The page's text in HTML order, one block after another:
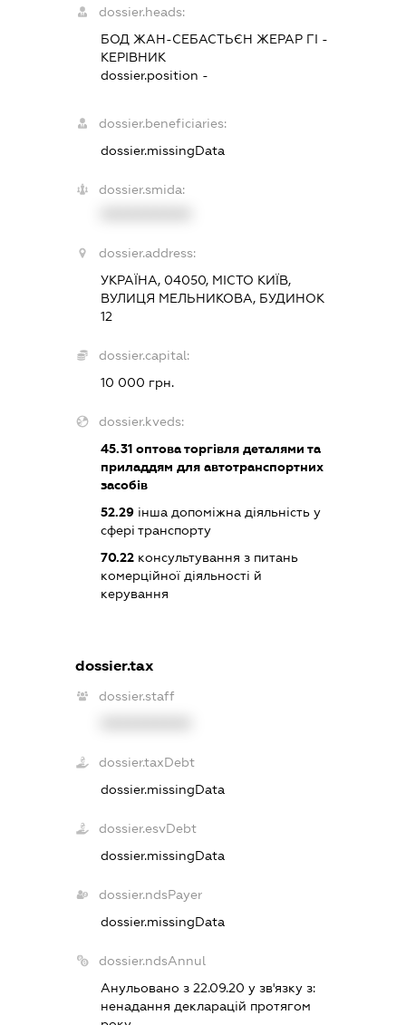
dossier.heads:
БОД ЖАН-СЕБАСТЬЄН ЖЕРАР ГІ -
КЕРІВНИК
dossier.position -
dossier.beneficiaries:
dossier.missingData
dossier.smida:
dossier.address:
УКРАЇНА, 04050, МІСТО КИЇВ,
ВУЛИЦЯ МЕЛЬНИКОВА, БУДИНОК
12
dossier.capital:
10 000 грн.
dossier.kveds:
45.31оптова торгівля деталями та
приладдям для автотранспортних
засобів
52.29інша допоміжна діяльність у
сфері транспорту
70.22консультування з питань
комерційної діяльності й
керування
dossier.tax
dossier.staff
dossier.taxDebt
dossier.missingData
dossier.esvDebt
dossier.missingData
dossier.ndsPayer
dossier.missingData
dossier.ndsAnnul
Анульовано з 22.09.20 у зв'язку з:
ненадання декларацiй протягом